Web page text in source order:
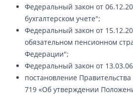
Федеральный закон от
бухгалтерском учете";
Федеральный закон от
обязательном пенсионном
Федерации";
Федеральный закон от
постановление
719 «Об утверждении